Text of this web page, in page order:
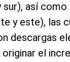
sur), así
y este), las
descargas
originar el